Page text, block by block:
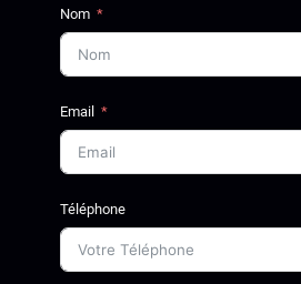
Nom
Email
Téléphone